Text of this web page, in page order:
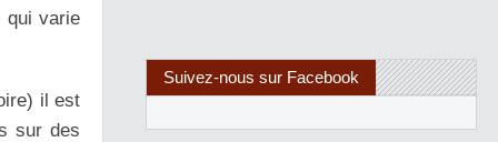
qui varie
il est
sur des
Suivez-nous sur Facebook